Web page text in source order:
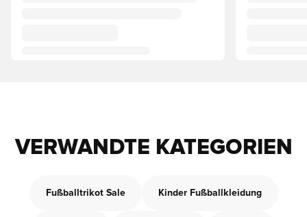
VERWANDTE KATEGORIEN
Fußballtrikot Sale Kinder Fußballkleidung